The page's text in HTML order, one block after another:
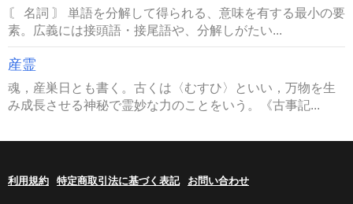
〘 名詞 〙 単語を分解して得られる、意味を有する最小の要
素。広義には接頭語・接尾語や、分解しがたい...
産霊
魂，産巣日とも書く。古くは〈むすひ〉といい，万物を生
み成長させる神秘で霊妙な力のことをいう。《古事記...
利用規約 特定商取引法に基づく表記 お問い合わせ